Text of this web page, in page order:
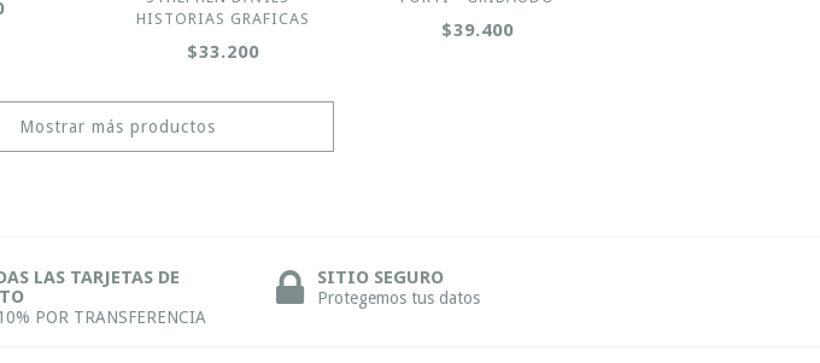
HISTORIAS GRAFICAS
$33.200
$39.400
Mostrar más productos
LAS TARJETAS DE
POR TRANSFERENCIA
SITIO SEGURO
Protegemos tus datos